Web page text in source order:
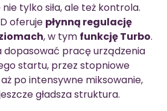
tylko siła, ale też kontrola.
oferuje płynną regulację
, w tym funkcję Turbo.
dopasować pracę urządzenia
startu, przez stopniowe
po intensywne miksowanie,
gładsza struktura.